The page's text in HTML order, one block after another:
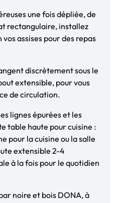
une fois dépliée, de
rectangulaire, installez
vos assises pour des repas
discrètement sous le
extensible, pour vous
de circulation.
lignes épurées et les
table haute pour cuisine :
pour la cuisine ou la salle
extensible 2-4
à la fois pour le quotidien
noire et bois DONA, à